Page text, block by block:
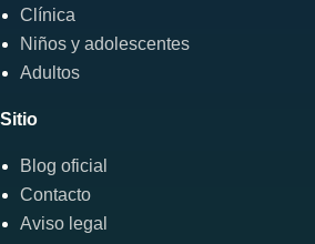
Clínica
Niños y adolescentes
Adultos
Sitio
Blog oficial
Contacto
Aviso legal